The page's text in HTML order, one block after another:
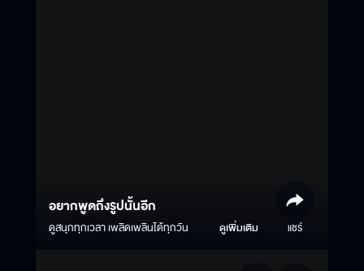
อยากพูดถึงรูปนั้นอีก
ดูสนุกทุกเวลา เพลิดเพลินได้ทุกวัน ดูเพิ่มเติม แชร์